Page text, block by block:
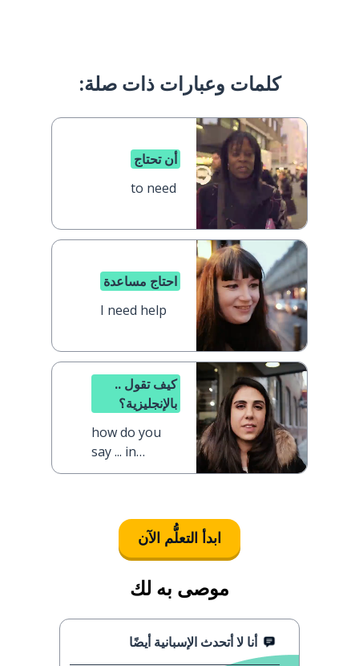
كلمات وعبارات ذات صلة:
أن تحتاج
to need
احتاج مساعدة
I need help
كيف تقول ..
بالإنجليزية؟
how do you
say ... in
English?
ابدأ التعلُّم الآن
موصى به لك
أنا لا أتحدث الإسبانية أيضًا